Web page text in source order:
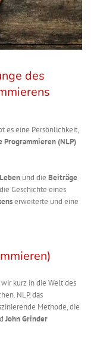
des
es eine Persönlichkeit,
(NLP)
Lebenund die Beiträge
Geschichte eines
erweiterte und eine
kurz in die Welt des
NLP, das
Methode, die
John Grinder